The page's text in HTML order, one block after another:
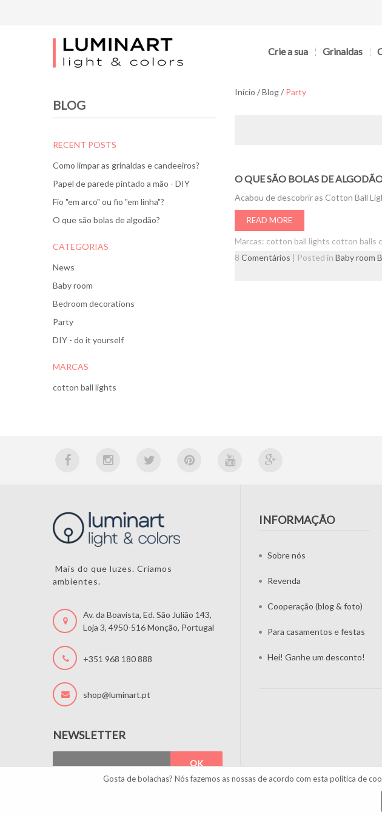
Gosta de bolachas? Nós fazemos as nossas de acordo com esta política de
Crie a sua Grinaldas
BLOG
RECENT POSTS
Como limpar as grinaldas e candeeiros?
Papel de parede pintado a mão - DIY
Fio "em arco" ou fio "em linha"?
O que são bolas de algodão?
CATEGORIAS
News
Baby room
Bedroom decorations
Party
DIY - do it yourself
MARCAS
cotton ball lights
Início /Blog/ Party
O QUE SÃO BOLAS DE
Acabou de descobrir as Cotton Ball
READ MORE
Marcas: cotton ball lights cotton balls
8 Comentários | Posted in Baby room
Mais do que luzes. Criamos
ambientes.
Av. da Boavista, Ed. São Julião 143,
Loja 3, 4950-516 Monção, Portugal
+351 968 180 888
shop@luminart.pt
NEWSLETTER
OK
INFORMAÇÃO
Sobre nós
Revenda
Cooperação (blog & foto)
Para casamentos e festas
Hei! Ganhe um desconto!